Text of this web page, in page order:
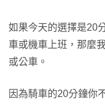
如果今天的選擇是20
車或機車上班，那麼
或公車。
因為騎車的20分鐘你